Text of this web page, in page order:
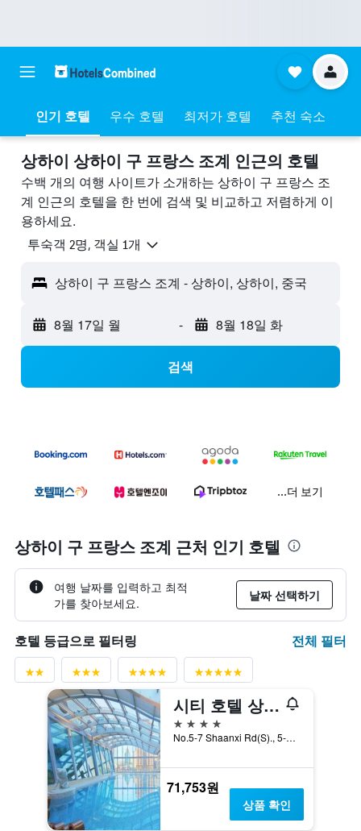
인기 호텔 우수 호텔 최저가 호텔 추천 숙소
상하이 상하이 구 프랑스 조계 ​인근의 호텔
수백 개의 여행 사이트가 소개하는 상하이 구 프랑스 조
계 인근의 호텔을 한 번에 검색 및 비교하고 저렴하게 이
용하세요.
​투숙객 2​명, ​객실 1개
상하이 구 프랑스 조계 - 상하이, 상하이, 중국
8월 17일 월 - 8월 18일 화
검색
...더 보기
상하이 구 프랑스 조계 근처 인기 호텔
여행 날짜를 입력하고 최적
가를 찾아보세요.
날짜 선택하기
호텔 등급으로 필터링 전체 필터
시티 호텔 상하이
4성급
No.5-7 Shaanxi Rd(S)., 5-7, 상하이, 중국
71,753원
상품 확인